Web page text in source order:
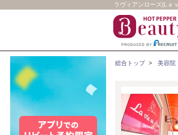
ラヴィアンローズ(Lａ
総合トップ> 美容院